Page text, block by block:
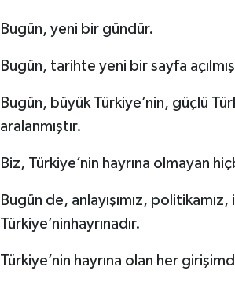
Bugün, yeni bir gündür.
Bugün, tarihte yeni bir sayfa
Bugün, büyük Türkiye’nin, güçlü
aralanmıştır.
Biz, Türkiye’nin hayrına olmayan
Bugün de, anlayışımız,
Türkiye’ninhayrınadır.
Türkiye’nin hayrına olan her